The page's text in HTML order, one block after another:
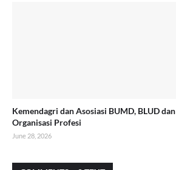
Kemendagri dan Asosiasi BUMD, BLUD
Organisasi Profesi
June 28, 2026